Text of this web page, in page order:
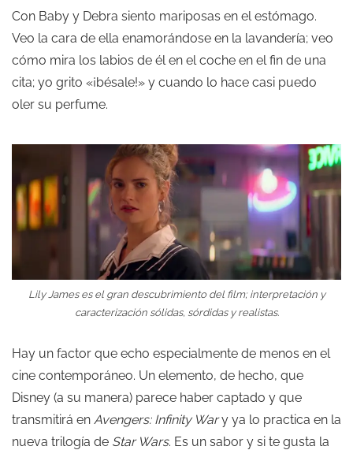
Con Baby y Debra siento mariposas en el estómago.
Veo la cara de ella enamorándose en la lavandería; veo
cómo mira los labios de él en el coche en el fin de una
cita; yo grito «¡bésale!» y cuando lo hace casi puedo
oler su perfume.
Lily James es el gran descubrimiento del film; interpretación y
caracterización sólidas, sórdidas y realistas.
Hay un factor que echo especialmente de menos en el
cine contemporáneo. Un elemento, de hecho, que
Disney (a su manera) parece haber captado y que
transmitirá en Avengers: Infinity Wary ya lo practica en la
nueva trilogía de Star Wars. Es un sabor y si te gusta la